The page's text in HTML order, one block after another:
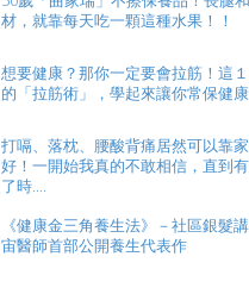
材，就靠每天吃一顆這種水果！！
想要健康？那你一定要會拉筋！這
的「拉筋術」，學起來讓你常保健康
打嗝、落枕、腰酸背痛居然可以靠
好！一開始我真的不敢相信，直到
了時....
《健康金三角養生法》－社區銀髮
宙醫師首部公開養生代表作